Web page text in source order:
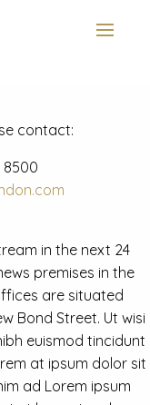
and advisory news
contact:
8500
in the next 24
premises in the
are situated
Bond Street. Ut wisi
euismod tincidunt
at ipsum dolor sit
ad Lorem ipsum